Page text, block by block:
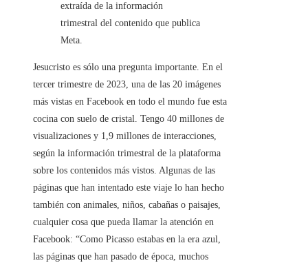
extraída de la información
trimestral del contenido que publica
Meta.
Jesucristo es sólo una pregunta importante. En el
tercer trimestre de 2023, una de las 20 imágenes
más vistas en Facebook en todo el mundo fue esta
cocina con suelo de cristal. Tengo 40 millones de
visualizaciones y 1,9 millones de interacciones,
según la información trimestral de la plataforma
sobre los contenidos más vistos. Algunas de las
páginas que han intentado este viaje lo han hecho
también con animales, niños, cabañas o paisajes,
cualquier cosa que pueda llamar la atención en
Facebook: “Como Picasso estabas en la era azul,
las páginas que han pasado de época, muchos